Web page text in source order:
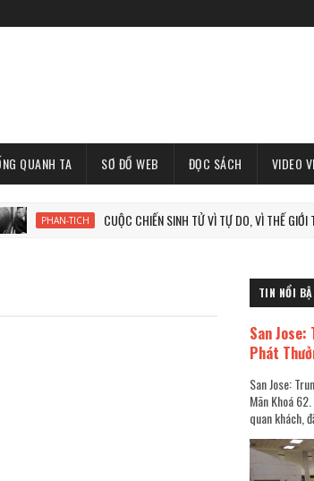
QUANH TA SƠ ĐỒ WEB ĐỌC SÁCH VIDEO
TICH CUỘC CHIẾN SINH TỬ VÌ TỰ DO, VÌ THẾ GIỚI TỰ DO
TIN NỔI
San Jose:
Phát
San Jose:
Mãn Khoá
quan khách,